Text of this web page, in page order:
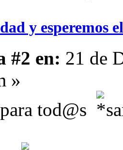
y esperemos
#2 en: 21 de
»
tod@s